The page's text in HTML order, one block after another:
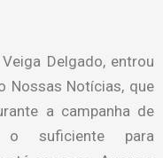
Delgado, entrou
Nossas Notícias, que
a campanha de
o suficiente para